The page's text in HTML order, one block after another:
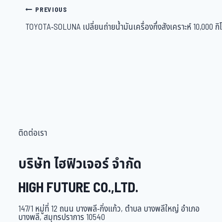
PREVIOUS
TOYOTA-SOLUNA เปลี่ยนถ่ายน้ำมันเครื่องกึ่งสังเคราะห์ 10,000 กิ
ติดต่อเรา
บริษัท ไฮฟิวเจอร์ จำกัด
HIGH FUTURE CO.,LTD.
147/1 หมู่ที่ 12 ถนน บางพลี-กิ่งแก้ว, ตำบล บางพลีใหญ่ อำเภอ
บางพลี, สมุทรปราการ 10540